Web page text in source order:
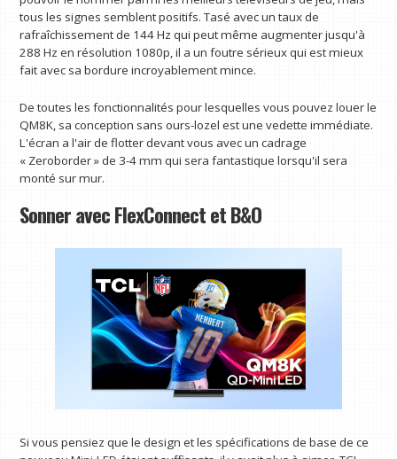
tous les signes semblent positifs. Tasé avec un taux de
rafraîchissement de 144 Hz qui peut même augmenter jusqu'à
288 Hz en résolution 1080p, il a un foutre sérieux qui est mieux
fait avec sa bordure incroyablement mince.
De toutes les fonctionnalités pour lesquelles vous pouvez louer le
QM8K, sa conception sans ours-lozel est une vedette immédiate.
L'écran a l'air de flotter devant vous avec un cadrage
« Zeroborder » de 3-4 mm qui sera fantastique lorsqu'il sera
monté sur mur.
Sonner avec FlexConnect et B&O
Si vous pensiez que le design et les spécifications de base de ce